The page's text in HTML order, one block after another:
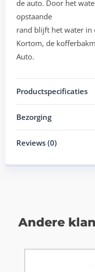
de auto. Door het
opstaande
rand blijft het water in
Kortom, de
Auto.
Productspecificaties
Bezorging
Reviews (0)
Andere